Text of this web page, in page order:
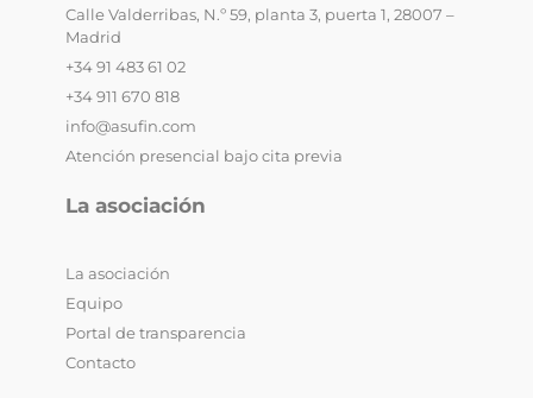
Calle Valderribas, N.º 59, planta 3, puerta 1, 28007 –
Madrid
+34 91 483 61 02
+34 911 670 818
info@asufin.com
Atención presencial bajo cita previa
La asociación
La asociación
Equipo
Portal de transparencia
Contacto